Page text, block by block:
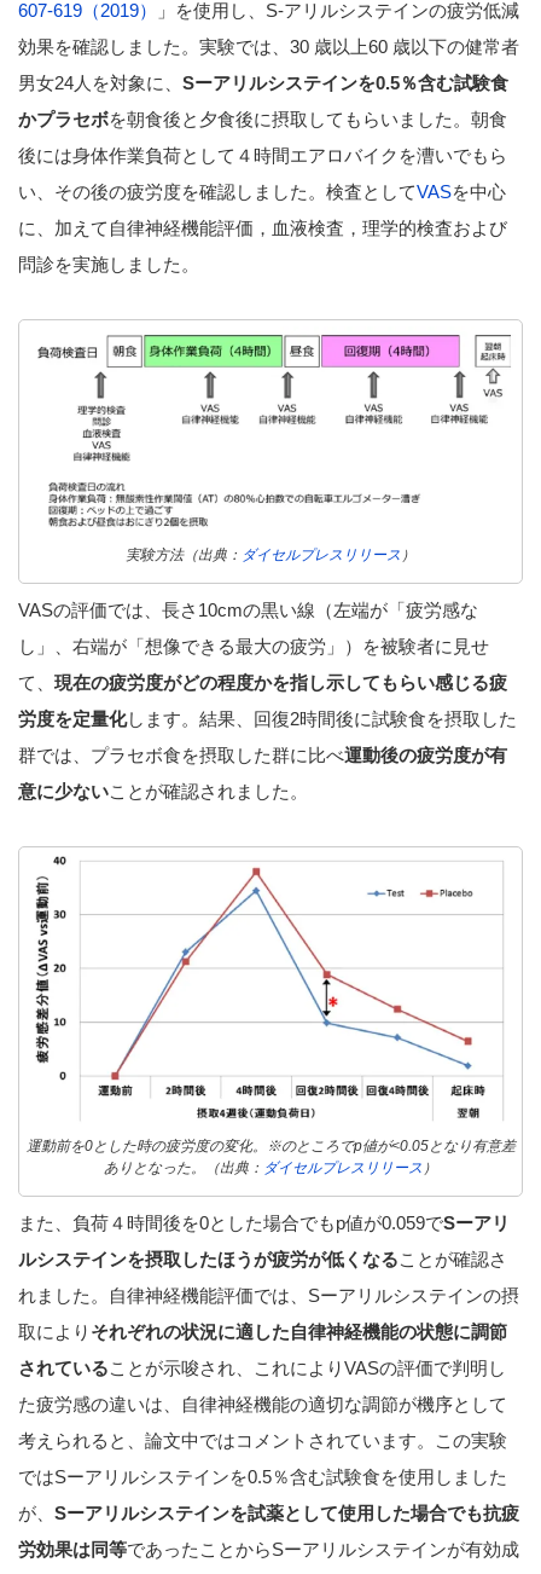
607-619（2019）
」を使用し、S-アリルシステインの疲労低減
効果を確認しました。実験では、30 歳以上60 歳以下の健常者
男女24人を対象に、 Sーアリルシステインを0.5％含む試験食
かプラセボを朝食後と夕食後に摂取してもらいました。朝食
後には身体作業負荷として４時間エアロバイクを漕いでもら
い、その後の疲労度を確認しました。検査としてVASを中心
に、加えて自律神経機能評価，血液検査，理学的検査および
問診を実施しました。
実験方法（出典： ダイセルプレスリリース ）
VASの評価では、長さ10cmの黒い線（左端が「疲労感な
し」、右端が「想像できる最大の疲労」）を被験者に見せ
て、 現在の疲労度がどの程度かを指し示してもらい感じる疲
労度を定量化します。結果、回復2時間後に試験食を摂取した
群では、プラセボ食を摂取した群に比べ運動後の疲労度が有
意に少ないことが確認されました。
運動前を0とした時の疲労度の変化。※のところでp値が<0.05となり有意差
ありとなった。（出典： ダイセルプレスリリース ）
また、負荷４時間後を0とした場合でもp値が0.059でSーアリ
ルシステインを摂取したほうが疲労が低くなることが確認さ
れました。自律神経機能評価では、Sーアリルシステインの摂
取により それぞれの状況に適した自律神経機能の状態に調節
されていることが示唆され、これによりVASの評価で判明し
た疲労感の違いは、自律神経機能の適切な調節が機序として
考えられると、論文中ではコメントされています。この実験
ではSーアリルシステインを0.5％含む試験食を使用しました
が、 Sーアリルシステインを試薬として使用した場合でも抗疲
労効果は同等であったことからSーアリルシステインが有効成